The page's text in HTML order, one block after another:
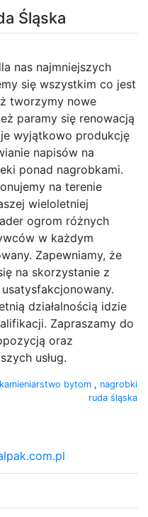
Śląska
nas najmniejszych
się wszystkim co jest
tworzymy nowe
paramy się renowacją
wyjątkowo produkcję
napisów na
ponad nagrobkami.
na terenie
wieloletniej
ogrom różnych
w każdym
Zapewniamy, że
na skorzystanie z
usatysfakcjonowany.
działalnością idzie
Zapraszamy do
oraz
usług.
kamieniarstwo bytom , nagrobki
ruda śląska